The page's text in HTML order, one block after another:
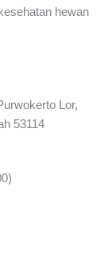
hewan
Lor,
53114